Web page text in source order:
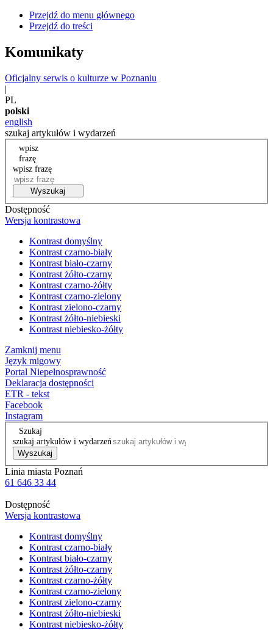
Przejdź do menu głównego
Przejdź do treści
Komunikaty
Oficjalny serwis o kulturze w Poznaniu
|
PL
polski
english
szukaj artykułów i wydarzeń
wpisz
frazę
wpisz frazę
Wyszukaj
Dostępność
Wersja kontrastowa
Kontrast domyślny
Kontrast czarno-biały
Kontrast biało-czarny
Kontrast żółto-czarny
Kontrast czarno-żółty
Kontrast czarno-zielony
Kontrast zielono-czarny
Kontrast żółto-niebieski
Kontrast niebiesko-żółty
Zamknij menu
Język migowy
Portal Niepełnosprawność
Deklaracja dostępności
ETR - tekst
Facebook
Instagram
Szukaj
szukaj artykułów i wydarzeń
Wyszukaj
Linia miasta Poznań
61 646 33 44
Dostępność
Wersja kontrastowa
Kontrast domyślny
Kontrast czarno-biały
Kontrast biało-czarny
Kontrast żółto-czarny
Kontrast czarno-żółty
Kontrast czarno-zielony
Kontrast zielono-czarny
Kontrast żółto-niebieski
Kontrast niebiesko-żółty